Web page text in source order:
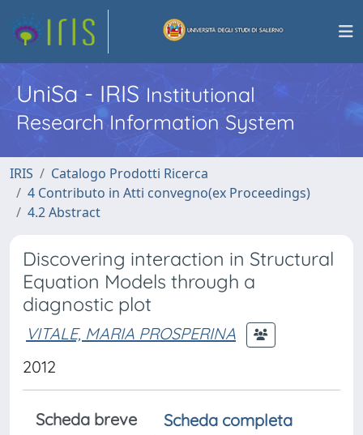
UniSa - IRISInstitutional
Research Information System
IRIS
Catalogo Prodotti Ricerca
4 Contributo in Atti convegno(ex Proceedings)
4.2 Abstract
Discovering interaction in Structural
Equation Models through a
diagnostic plot
VITALE, MARIA PROSPERINA
2012
Scheda breve
Scheda completa